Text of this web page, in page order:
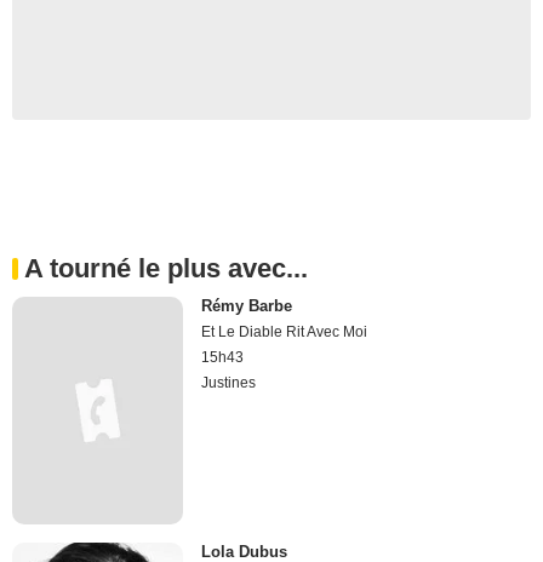
A tourné le plus avec...
Rémy Barbe
Et Le Diable Rit Avec Moi
15h43
Justines
Lola Dubus